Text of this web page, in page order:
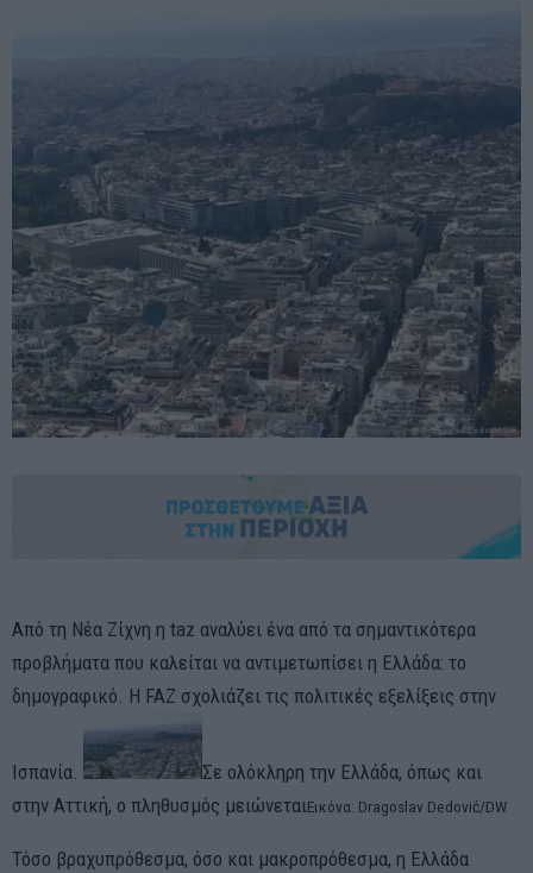
Από τη Νέα Ζίχνη η taz αναλύει ένα από τα σημαντικότερα
προβλήματα που καλείται να αντιμετωπίσει η Ελλάδα: το
δημογραφικό. Η FAZ σχολιάζει τις πολιτικές εξελίξεις στην
Ισπανία.
Σε ολόκληρη την Ελλάδα, όπως και
στην Αττική, ο πληθυσμός μειώνεταιΕικόνα: Dragoslav Dedović/DW
Τόσο βραχυπρόθεσμα, όσο και μακροπρόθεσμα, η Ελλάδα